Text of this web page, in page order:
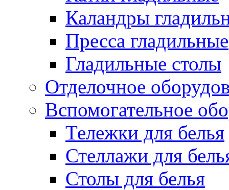
Каландры
Пресса гладильные
Гладильные столы
Отделочное
Вспомогательное
Тележки для белья
Стеллажи для
Столы для белья